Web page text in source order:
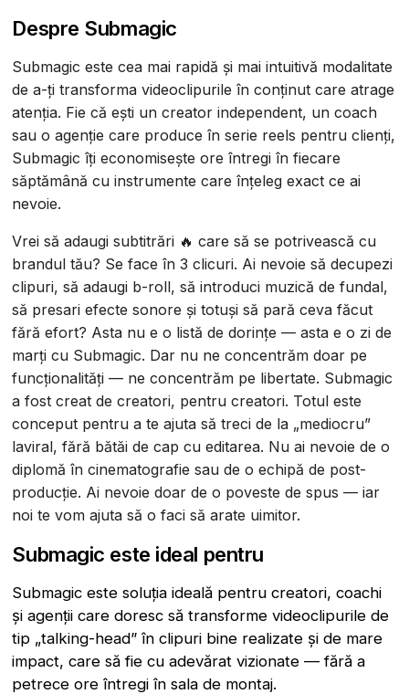
Despre Submagic
Submagic este cea mai rapidă și mai intuitivă modalitate
de a-ți transforma videoclipurile în conținut care atrage
atenția. Fie că ești un creator independent, un coach
sau o agenție care produce în serie reels pentru clienți,
Submagic îți economisește ore întregi în fiecare
săptămână cu instrumente care înțeleg exact ce ai
nevoie.
Vrei să adaugi subtitrări 🔥 care să se potrivească cu
brandul tău? Se face în 3 clicuri. Ai nevoie să decupezi
clipuri, să adaugi b-roll, să introduci muzică de fundal,
să presari efecte sonore și totuși să pară ceva făcut
fără efort? Asta nu e o listă de dorințe — asta e o zi de
marți cu Submagic. Dar nu ne concentrăm doar pe
funcționalități — ne concentrăm pe libertate. Submagic
a fost creat de creatori, pentru creatori. Totul este
conceput pentru a te ajuta să treci de la „mediocru”
laviral, fără bătăi de cap cu editarea. Nu ai nevoie de o
diplomă în cinematografie sau de o echipă de post-
producție. Ai nevoie doar de o poveste de spus — iar
noi te vom ajuta să o faci să arate uimitor.
Submagic este ideal pentru
Submagic este soluția ideală pentru creatori, coachi
și agenții care doresc să transforme videoclipurile de
tip „talking-head” în clipuri bine realizate și de mare
impact, care să fie cu adevărat vizionate — fără a
petrece ore întregi în sala de montaj.